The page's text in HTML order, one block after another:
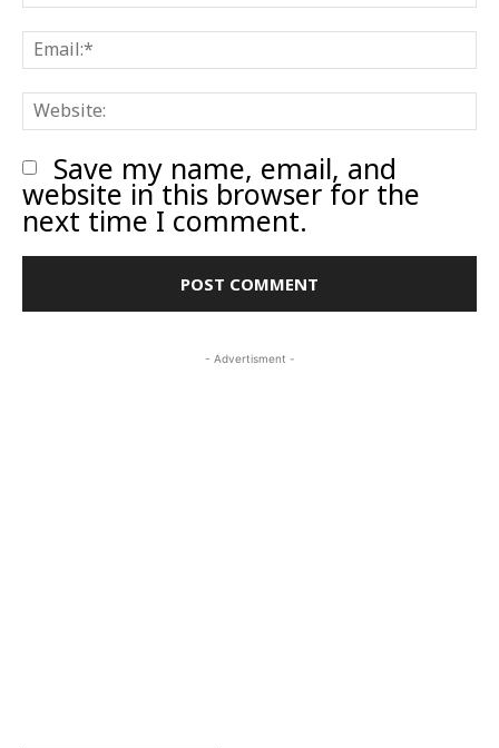
Save my name, email, and
website in this browser for the
next time I comment.
- Advertisment -